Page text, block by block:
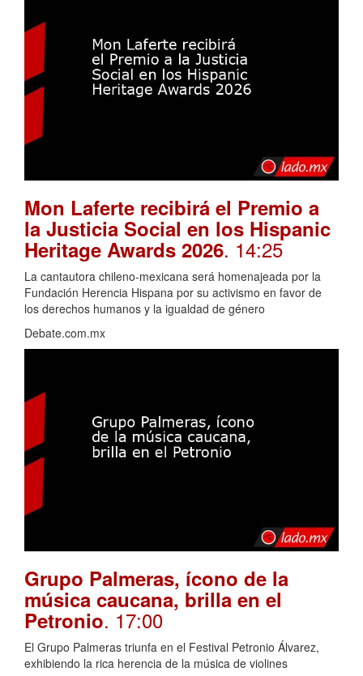
Mon Laferte recibirá el Premio a
la Justicia Social en los Hispanic
Heritage Awards 2026. 14:25
La cantautora chileno-mexicana será homenajeada por la
Fundación Herencia Hispana por su activismo en favor de
los derechos humanos y la igualdad de género
Debate.com.mx
Grupo Palmeras, ícono de la
música caucana, brilla en el
Petronio. 17:00
El Grupo Palmeras triunfa en el Festival Petronio Álvarez,
exhibiendo la rica herencia de la música de violines